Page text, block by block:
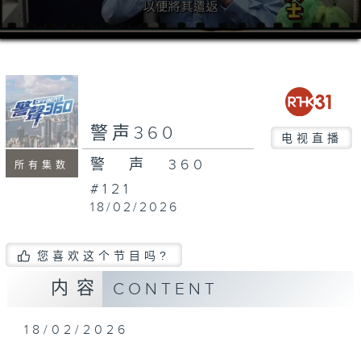
0
seconds
minutes,
seconds
所有集数
警声360 电视直播
警声360
#121
18/02/2026
您喜欢这个节目吗?
内容 CONTENT
18/02/2026